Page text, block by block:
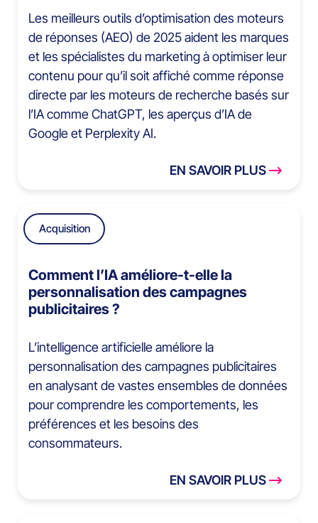
Les meilleurs outils d’optimisation des moteurs
de réponses (AEO) de 2025 aident les marques
et les spécialistes du marketing à optimiser leur
contenu pour qu’il soit affiché comme réponse
directe par les moteurs de recherche basés sur
l’IA comme ChatGPT, les aperçus d’IA de
Google et Perplexity AI.
EN SAVOIR PLUS
Acquisition
Comment l’IA améliore-t-elle la
personnalisation des campagnes
publicitaires ?
L’intelligence artificielle améliore la
personnalisation des campagnes publicitaires
en analysant de vastes ensembles de données
pour comprendre les comportements, les
préférences et les besoins des
consommateurs.
EN SAVOIR PLUS